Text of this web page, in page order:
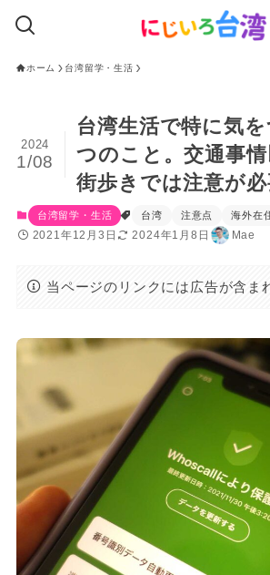
ホーム 台湾留学・生活
台湾生活で特に気
つのこと。交通事情
街歩きでは注意が必
2024
1/08
台湾留学・生活 台湾 注意点 海外在
2021年12月3日 2024年1月8日 Mae
当ページのリンクには広告が含ま